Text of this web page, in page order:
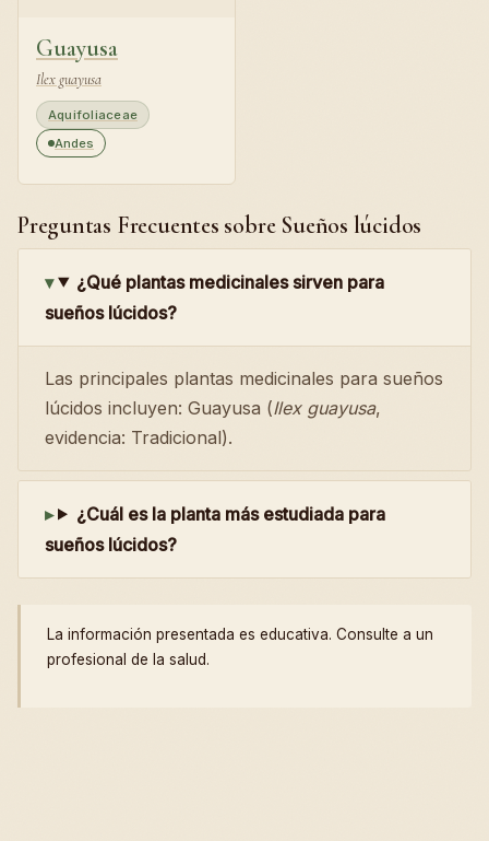
Guayusa
Ilex guayusa
Aquifoliaceae
Andes
Preguntas Frecuentes sobre Sueños lúcidos
¿Qué plantas medicinales sirven para
sueños lúcidos?
Las principales plantas medicinales para sueños
lúcidos incluyen: Guayusa (Ilex guayusa,
evidencia: Tradicional).
¿Cuál es la planta más estudiada para
sueños lúcidos?
La información presentada es educativa. Consulte a un
profesional de la salud.